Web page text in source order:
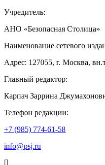
Учредитель:
АНО «Безопасная Столица»
Наименование сетевого
Адрес: 127055, г. Москва,
Главный редактор:
Карпач Заррина
Телефон редакции:
+7 (985) 774-61-58
info@psj.ru